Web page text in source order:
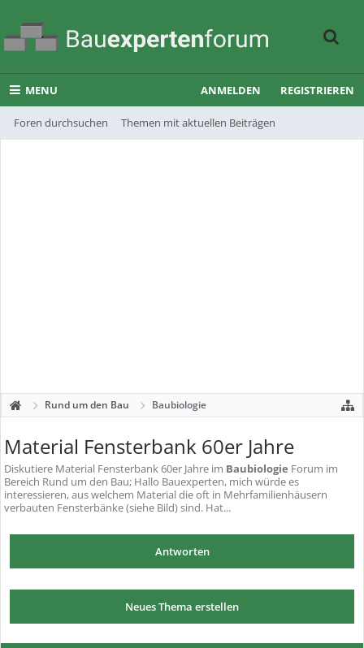
MENU
Foren durchsuchen Themen mit aktuellen Beiträgen
ANMELDEN REGISTRIEREN
Rund um den Bau Baubiologie
Material Fensterbank 60er Jahre
Diskutiere Material Fensterbank 60er Jahre im Baubiologie Forum im
Bereich Rund um den Bau; Hallo Bauexperten, mich würde es
interessieren, aus welchem Material die oft in Mehrfamilienhäusern
verbauten Fensterbänke (siehe Bild) sind. Hat...
Antworten
Neues Thema erstellen